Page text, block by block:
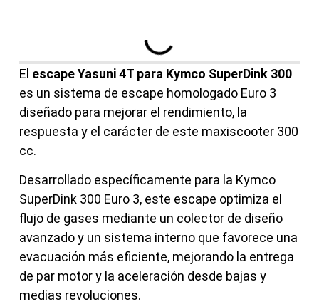
El escape Yasuni 4T para Kymco SuperDink 300
es un sistema de escape homologado Euro 3
diseñado para mejorar el rendimiento, la
respuesta y el carácter de este maxiscooter 300
cc.
Desarrollado específicamente para la Kymco
SuperDink 300 Euro 3, este escape optimiza el
flujo de gases mediante un colector de diseño
avanzado y un sistema interno que favorece una
evacuación más eficiente, mejorando la entrega
de par motor y la aceleración desde bajas y
medias revoluciones.